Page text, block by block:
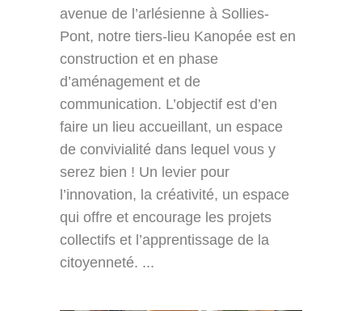
avenue de l’arlésienne à Sollies-
Pont, notre tiers-lieu Kanopée est en
construction et en phase
d’aménagement et de
communication. L’objectif est d’en
faire un lieu accueillant, un espace
de convivialité dans lequel vous y
serez bien ! Un levier pour
l’innovation, la créativité, un espace
qui offre et encourage les projets
collectifs et l’apprentissage de la
citoyenneté. ...